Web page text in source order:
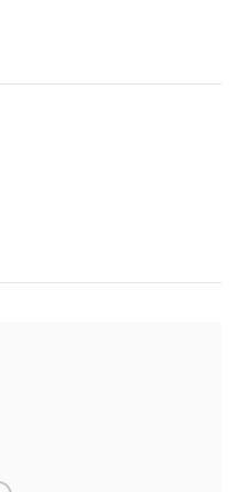
ーヌ、ミン・ウォン、ウォ